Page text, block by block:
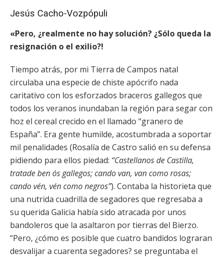
Jesús Cacho-Vozpópuli
«Pero, ¿realmente no hay solución? ¿Sólo queda la
resignación o el exilio?!
Tiempo atrás, por mi Tierra de Campos natal
circulaba una especie de chiste apócrifo nada
caritativo con los esforzados braceros gallegos que
todos los veranos inundaban la región para segar con
hoz el cereal crecido en el llamado “granero de
España”. Era gente humilde, acostumbrada a soportar
mil penalidades (Rosalía de Castro salió en su defensa
pidiendo para ellos piedad: “Castellanos de Castilla,
tratade ben ós gallegos; cando van, van como rosas;
cando vén, vén como negros”). Contaba la historieta que
una nutrida cuadrilla de segadores que regresaba a
su querida Galicia había sido atracada por unos
bandoleros que la asaltaron por tierras del Bierzo.
“Pero, ¿cómo es posible que cuatro bandidos lograran
desvalijar a cuarenta segadores? se preguntaba el